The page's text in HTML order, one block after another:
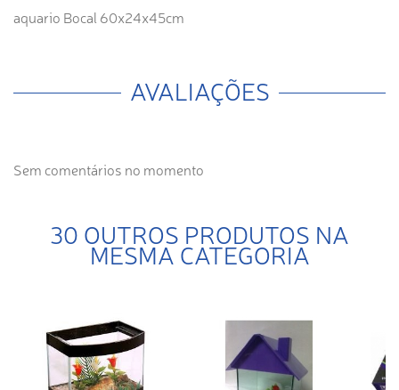
aquario Bocal 60x24x45cm
AVALIAÇÕES
Sem comentários no momento
30 OUTROS PRODUTOS NA
MESMA CATEGORIA